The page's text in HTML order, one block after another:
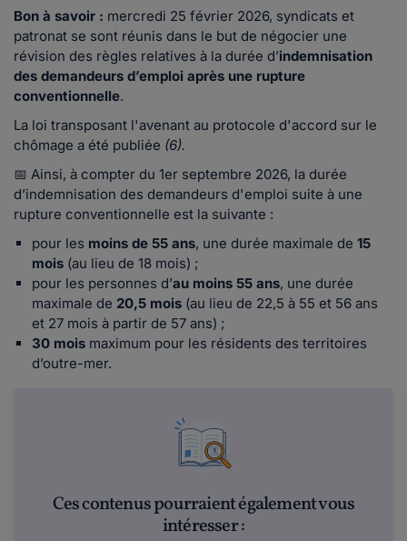
Bon à savoir : mercredi 25 février 2026, syndicats et
patronat se sont réunis dans le but de négocier une
révision des règles relatives à la durée d’indemnisation
des demandeurs d’emploi après une rupture
conventionnelle.
La loi transposant l'avenant au protocole d'accord sur le
chômage a été publiée (6).
📅 Ainsi, à compter du 1er septembre 2026, la durée
d’indemnisation des demandeurs d'emploi suite à une
rupture conventionnelle est la suivante :
pour les moins de 55 ans, une durée maximale de 15
mois (au lieu de 18 mois) ;
pour les personnes d’au moins 55 ans, une durée
maximale de 20,5 mois (au lieu de 22,5 à 55 et 56 ans
et 27 mois à partir de 57 ans) ;
30 mois maximum pour les résidents des territoires
d’outre-mer.
Ces contenus pourraient également vous
intéresser :